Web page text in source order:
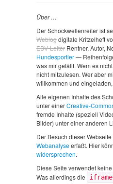
Über …
Der Schockwellenreiter ist
Weblogdigitale Kritzelheft
EDV-Leiter Rentner, Autor,
Hundesportler—
was mir gefällt. Wem es
nicht mitzulesen. Wer aber
willkommen und
Alle eigenen Inhalte des
unter einerCreative-
fremde Inhalte (speziell
Bilder) unter einer anderen
Der Besuch dieser
Webanalyseerfaßt. Hier
widersprechen.
Diese Seite verwendet
Was allerdings die